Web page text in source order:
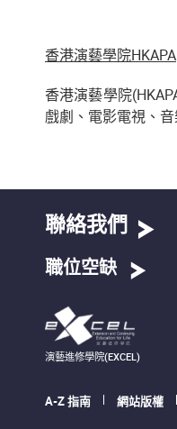
香港演藝學院HKAPA
香港演藝學院
戲劇、電影電視、
聯絡我們
職位空缺
演藝進修學院(EXCEL)
A-Z 指南 網站版權